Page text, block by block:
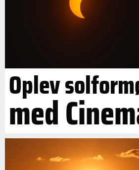
Oplev
med